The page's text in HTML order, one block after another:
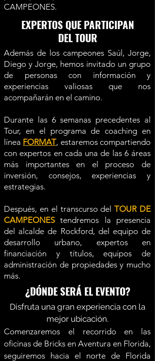
CAMPEONES.
EXPERTOS QUE PARTICIPAN
DEL TOUR
Además de los campeones Saúl, Jorge,
Diego y Jorge, hemos invitado un grupo
de personas con información y
experiencias valiosas que nos
acompañarán en el camino.
Durante las 6 semanas precedentes al
Tour, en el programa de coaching en
línea FORMAT, estaremos compartiendo
con expertos en cada una de las 6 áreas
más importantes en el proceso de
inversión, consejos, experiencias y
estrategias.
Después, en el transcurso delTOUR DE
CAMPEONEStendremos la presencia
del alcalde de Rockford, del equipo de
desarrollo urbano, expertos en
financiación y títulos, equipos de
administración de propiedades y mucho
más.
¿DÓNDE SERÁ EL EVENTO?
Disfruta una gran experiencia con la
mejor ubicación.
Comenzaremos el recorrido en las
oficinas de Bricks en Aventura en Florida,
seguiremos hacia el norte de Florida